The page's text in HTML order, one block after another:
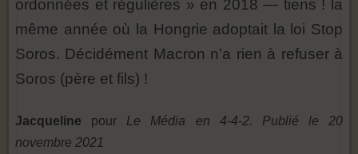
ordonnées et régulières » en 2018 — tiens ! la
même année où la Hongrie adoptait la loi Stop
Soros. Décidément Macron n’a rien à refuser à
Soros (père et fils) !
Jacqueline pour Le Média en 4-4-2.
Publié le 20
novembre 2021